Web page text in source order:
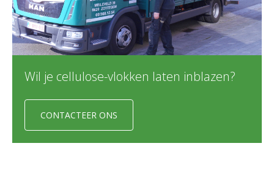
Wil je cellulose-vlokken laten inblazen?
CONTACTEER ONS